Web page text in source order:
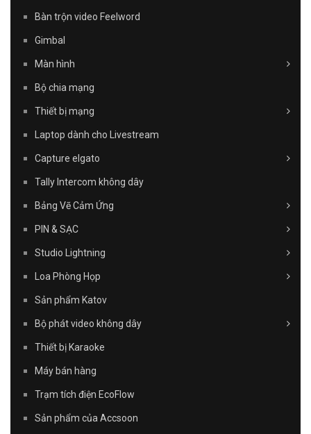
Bàn trộn video Feelword
Gimbal
Màn hình
Bộ chia mạng
Thiết bị mạng
Laptop dành cho Livestream
Capture elgato
Tally Intercom không dây
Bảng Vẽ Cảm Ứng
PIN & SẠC
Studio Lightning
Loa Phòng Họp
Sản phẩm Katov
Bộ phát video không dây
Thiết bị Karaoke
Máy bán hàng
Trạm tích điện EcoFlow
Sản phẩm của Accsoon